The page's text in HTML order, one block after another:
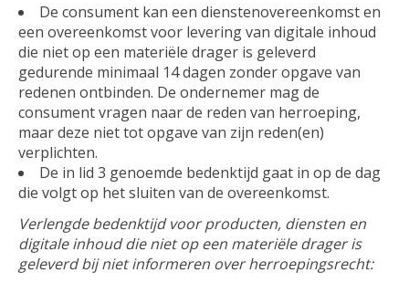
De consument kan een dienstenovereenkomst en
een overeenkomst voor levering van digitale inhoud
die niet op een materiële drager is geleverd
gedurende minimaal 14 dagen zonder opgave van
redenen ontbinden. De ondernemer mag de
consument vragen naar de reden van herroeping,
maar deze niet tot opgave van zijn reden(en)
verplichten.
De in lid 3 genoemde bedenktijd gaat in op de dag
die volgt op het sluiten van de overeenkomst.
Verlengde bedenktijd voor producten, diensten en
digitale inhoud die niet op een materiële drager is
geleverd bij niet informeren over herroepingsrecht: